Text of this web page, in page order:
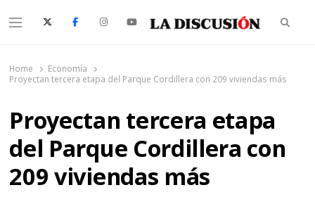
Menu
Home
Economía
Proyectan tercera etapa del Parque Cordillera con 209 viviendas más
Proyectan tercera etapa
del Parque Cordillera con
209 viviendas más